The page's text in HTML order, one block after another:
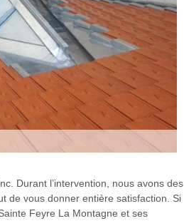
Durant l’intervention, nous avons des
de vous donner entière satisfaction. Si
Feyre La Montagne et ses